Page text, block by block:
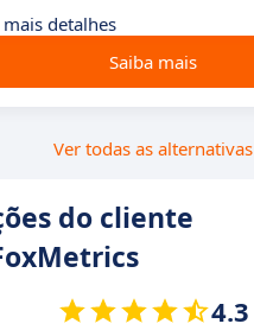
mais detalhes
Saiba mais
Ver todas as alternativas
do cliente
4.3